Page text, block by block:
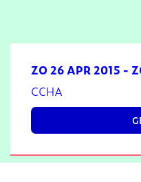
ZO 26 APR 2015 -
CCHA